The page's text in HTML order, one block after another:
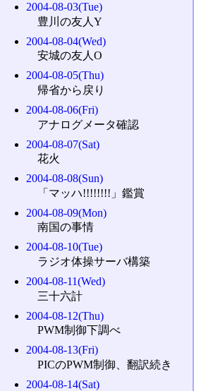
2004-08-03(Tue)
豊川の友人Y
2004-08-04(Wed)
安城の友人O
2004-08-05(Thu)
帰省から戻り
2004-08-06(Fri)
アナログメータ確認
2004-08-07(Sat)
花火
2004-08-08(Sun)
「マッハ!!!!!!!!」鑑賞
2004-08-09(Mon)
南国の事情
2004-08-10(Tue)
ラジオ体操サーバ構築
2004-08-11(Wed)
三十六計
2004-08-12(Thu)
PWM制御下調べ
2004-08-13(Fri)
PICのPWM制御、翻訳続き
2004-08-14(Sat)